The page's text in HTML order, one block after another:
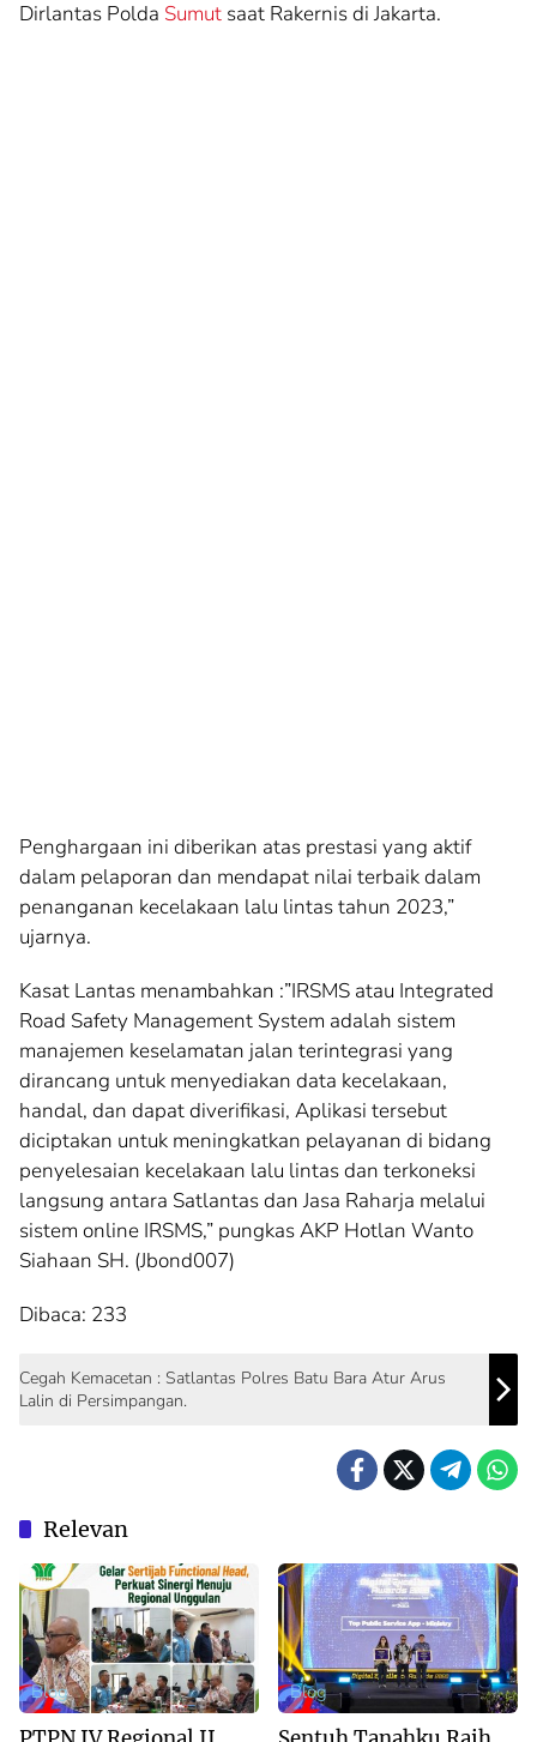
Dirlantas Polda Sumut saat Rakernis di Jakarta.
Penghargaan ini diberikan atas prestasi yang aktif
dalam pelaporan dan mendapat nilai terbaik dalam
penanganan kecelakaan lalu lintas tahun 2023,”
ujarnya.
Kasat Lantas menambahkan :”IRSMS atau Integrated
Road Safety Management System adalah sistem
manajemen keselamatan jalan terintegrasi yang
dirancang untuk menyediakan data kecelakaan,
handal, dan dapat diverifikasi, Aplikasi tersebut
diciptakan untuk meningkatkan pelayanan di bidang
penyelesaian kecelakaan lalu lintas dan terkoneksi
langsung antara Satlantas dan Jasa Raharja melalui
sistem online IRSMS,” pungkas AKP Hotlan Wanto
Siahaan SH. (Jbond007)
Dibaca: 233
Cegah Kemacetan : Satlantas Polres Batu Bara Atur Arus
Lalin di Persimpangan.
Relevan
Blog Blog